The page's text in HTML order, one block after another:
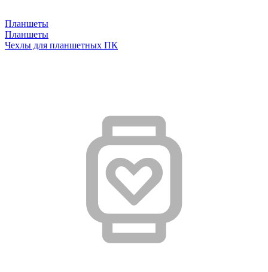
Планшеты
Планшеты
Чехлы для планшетных ПК